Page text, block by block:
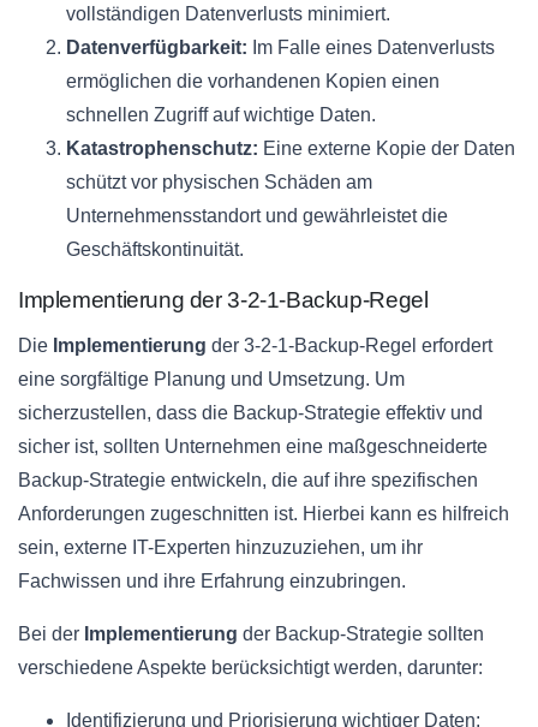
vollständigen Datenverlusts minimiert.
Datenverfügbarkeit: Im Falle eines Datenverlusts
ermöglichen die vorhandenen Kopien einen
schnellen Zugriff auf wichtige Daten.
Katastrophenschutz: Eine externe Kopie der Daten
schützt vor physischen Schäden am
Unternehmensstandort und gewährleistet die
Geschäftskontinuität.
Implementierung der 3-2-1-Backup-Regel
Die Implementierung der 3-2-1-Backup-Regel erfordert
eine sorgfältige Planung und Umsetzung. Um
sicherzustellen, dass die Backup-Strategie effektiv und
sicher ist, sollten Unternehmen eine maßgeschneiderte
Backup-Strategie entwickeln, die auf ihre spezifischen
Anforderungen zugeschnitten ist. Hierbei kann es hilfreich
sein, externe IT-Experten hinzuzuziehen, um ihr
Fachwissen und ihre Erfahrung einzubringen.
Bei der Implementierung der Backup-Strategie sollten
verschiedene Aspekte berücksichtigt werden, darunter:
Identifizierung und Priorisierung wichtiger Daten: